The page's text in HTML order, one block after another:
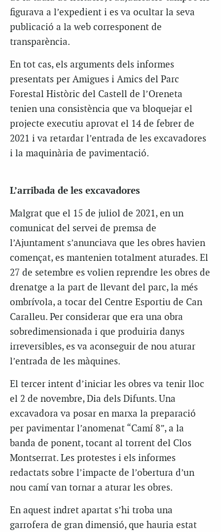
figurava a l’expedient i es va ocultar la seva
publicació a la web corresponent de
transparència.
En tot cas, els arguments dels informes
presentats per Amigues i Amics del Parc
Forestal Històric del Castell de l’Oreneta
tenien una consistència que va bloquejar el
projecte executiu aprovat el 14 de febrer de
2021 i va retardar l’entrada de les excavadores
i la maquinària de pavimentació.
L’arribada de les excavadores
Malgrat que el 15 de juliol de 2021, en un
comunicat del servei de premsa de
l’Ajuntament s’anunciava que les obres havien
començat, es mantenien totalment aturades. El
27 de setembre es volien reprendre les obres de
drenatge a la part de llevant del parc, la més
ombrívola, a tocar del Centre Esportiu de Can
Caralleu. Per considerar que era una obra
sobredimensionada i que produiria danys
irreversibles, es va aconseguir de nou aturar
l’entrada de les màquines.
El tercer intent d’iniciar les obres va tenir lloc
el 2 de novembre, Dia dels Difunts. Una
excavadora va posar en marxa la preparació
per pavimentar l’anomenat “Camí 8”, a la
banda de ponent, tocant al torrent del Clos
Montserrat. Les protestes i els informes
redactats sobre l’impacte de l’obertura d’un
nou camí van tornar a aturar les obres.
En aquest indret apartat s’hi troba una
garrofera de gran dimensió, que hauria estat